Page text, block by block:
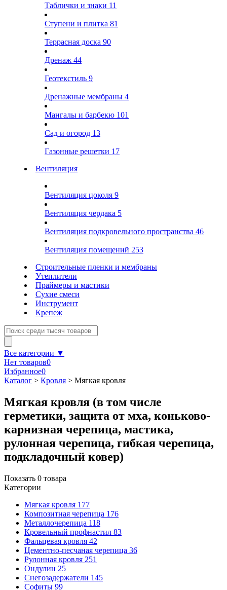
Таблички и знаки 11
Ступени и плитка 81
Террасная доска 90
Дренаж 44
Геотекстиль 9
Дренажные мембраны 4
Мангалы и барбекю 101
Сад и огород 13
Газонные решетки 17
Вентиляция
Вентиляция цоколя 9
Вентиляция чердака 5
Вентиляция подкровельного пространства 46
Вентиляция помещений 253
Строительные пленки и мембраны
Утеплители
Праймеры и мастики
Сухие смеси
Инструмент
Крепеж
Все категории ▼
Нет товаров0
Избранное0
Каталог > Кровля > Мягкая кровля
Мягкая кровля (в том числе
герметики, защита от мха, коньково-
карнизная черепица, мастика,
рулонная черепица, гибкая черепица,
подкладочный ковер)
Показать 0 товара
Категории
Мягкая кровля 177
Композитная черепица 176
Металлочерепица 118
Кровельный профнастил 83
Фальцевая кровля 42
Цементно-песчаная черепица 36
Рулонная кровля 251
Ондулин 25
Снегозадержатели 145
Софиты 99